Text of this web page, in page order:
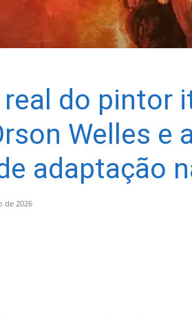
do pintor
Welles e
adaptação
de 2026